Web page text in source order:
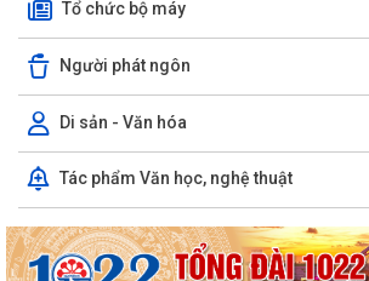
Tổ chức bộ máy
Người phát ngôn
Di sản - Văn hóa
Tác phẩm Văn học, nghệ thuật
LIỆT SĨ
INFOGRAPHIC TUYÊN TRUYỀN TỘI PHẠM MUA
ĐỂ PHÒNG TRÁNH